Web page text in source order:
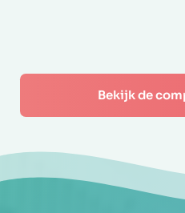
Bekijk de